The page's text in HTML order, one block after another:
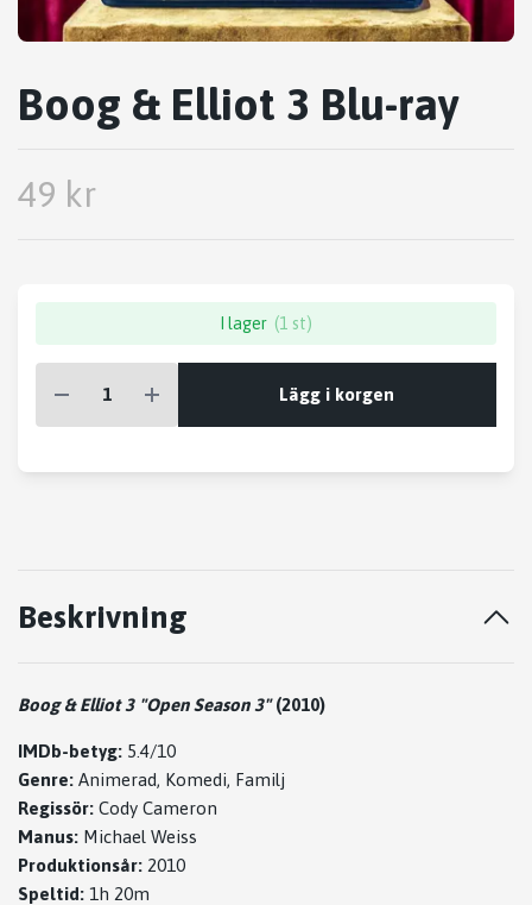
Boog & Elliot 3 Blu-ray
49 kr
I lager (1 st)
Lägg i korgen
Beskrivning
Boog & Elliot 3 "Open Season 3"(2010)
IMDb-betyg: 5.4/10
Genre: Animerad, Komedi, Familj
Regissör: Cody Cameron
Manus: Michael Weiss
Produktionsår: 2010
Speltid: 1h 20m